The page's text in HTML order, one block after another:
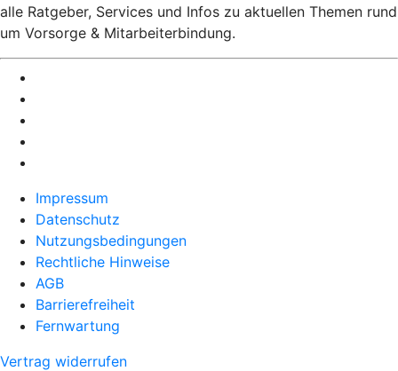
alle Ratgeber, Services und Infos zu aktuellen Themen rund
um Vorsorge & Mitarbeiterbindung.
Impressum
Datenschutz
Nutzungsbedingungen
Rechtliche Hinweise
AGB
Barrierefreiheit
Fernwartung
Vertrag widerrufen